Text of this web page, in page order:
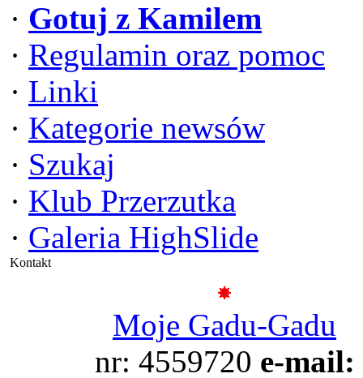
· Gotuj z Kamilem
· Regulamin oraz pomoc
· Linki
· Kategorie newsów
· Szukaj
· Klub Przerzutka
· Galeria HighSlide
Kontakt
Moje Gadu-Gadu
nr: 4559720 e-mail: